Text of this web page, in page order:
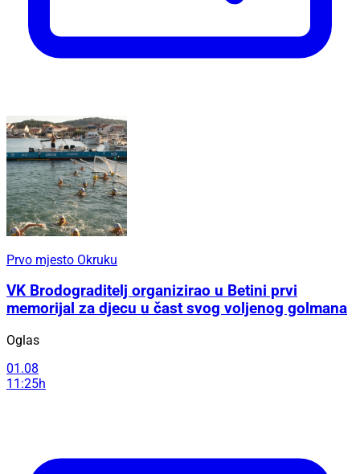
Prvo mjesto Okruku
VK Brodograditelj organizirao u Betini prvi
memorijal za djecu u čast svog voljenog golmana
Oglas
01.08
11:25h